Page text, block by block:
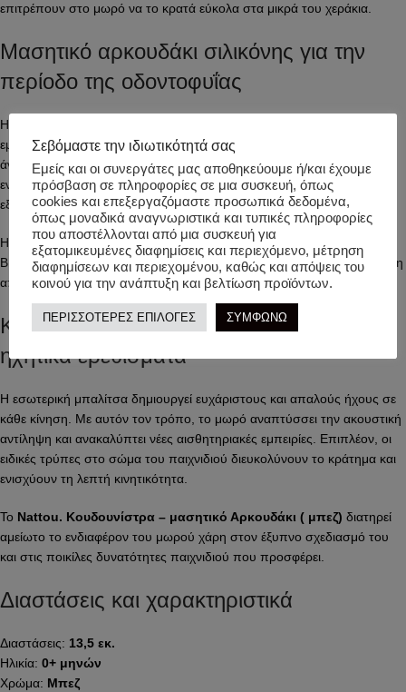
επιτρέπουν στο μωρό να το κρατά εύκολα στα μικρά του χεράκια.
Μασητικό αρκουδάκι σιλικόνης για την
περίοδο της οδοντοφυΐας
Η ανάγλυφη επιφάνεια προσφέρει απαλό μασάζ στα ούλα κατά την
εμφάνιση των πρώτων δοντιών. Έτσι, το μωρό νιώθει μεγαλύτερη
άνεση κατά τη διάρκεια της ημέρας. Παράλληλα, οι διαφορετικές υφές
ενισχύουν την αίσθηση της αφής και ενθαρρύνουν την αισθητηριακή
εξερεύνηση.
Η υψηλής ποιότητας σιλικόνη διαθέτει μαλακή υφή και δεν περιέχει
BPA. Για τον λόγο αυτό, το προϊόν αποτελεί ασφαλή επιλογή για χρήση
από τις πρώτες κιόλας ημέρες της ζωής του μωρού.
Κουδουνίστρα αρκουδάκι με απαλά
ηχητικά ερεθίσματα
Η εσωτερική μπαλίτσα δημιουργεί ευχάριστους και απαλούς ήχους σε
κάθε κίνηση. Με αυτόν τον τρόπο, το μωρό αναπτύσσει την ακουστική
αντίληψη και ανακαλύπτει νέες αισθητηριακές εμπειρίες. Επιπλέον, οι
ειδικές τρύπες στο σώμα του παιχνιδιού διευκολύνουν το κράτημα και
ενισχύουν τη λεπτή κινητικότητα.
Το Nattou. Κουδουνίστρα – μασητικό Αρκουδάκι ( μπεζ) διατηρεί
αμείωτο το ενδιαφέρον του μωρού χάρη στον έξυπνο σχεδιασμό του
και στις ποικίλες δυνατότητες παιχνιδιού που προσφέρει.
Διαστάσεις και χαρακτηριστικά
Διαστάσεις: 13,5 εκ.
Ηλικία: 0+ μηνών
Χρώμα: Μπεζ
Σεβόμαστε την ιδιωτικότητά σας
Εμείς και οι συνεργάτες μας αποθηκεύουμε ή/και έχουμε
πρόσβαση σε πληροφορίες σε μια συσκευή, όπως
cookies και επεξεργαζόμαστε προσωπικά δεδομένα,
όπως μοναδικά αναγνωριστικά και τυπικές πληροφορίες
που αποστέλλονται από μια συσκευή για
εξατομικευμένες διαφημίσεις και περιεχόμενο, μέτρηση
διαφημίσεων και περιεχομένου, καθώς και απόψεις του
κοινού για την ανάπτυξη και βελτίωση προϊόντων.
ΠΕΡΙΣΣΟΤΕΡΕΣ ΕΠΙΛΟΓΕΣ ΣΥΜΦΩΝΩ